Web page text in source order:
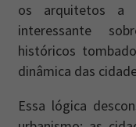
os arquitetos a
interessante
históricos
dinâmica das
Essa lógica